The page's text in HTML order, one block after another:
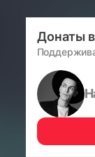
Донаты